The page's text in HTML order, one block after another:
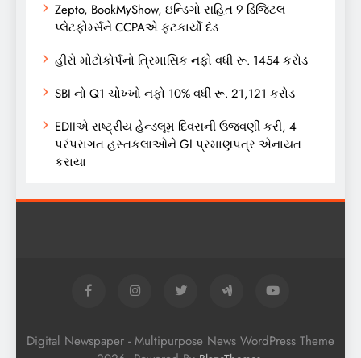
Zepto, BookMyShow, ઇન્ડિગો સહિત 9 ડિજિટલ
પ્લેટફોર્મ્સને CCPAએ ફટકાર્યો દંડ
હીરો મોટોકોર્પનો ત્રિમાસિક નફો વધી રૂ. 1454 કરોડ
SBI નો Q1 ચોખ્ખો નફો 10% વધી રૂ. 21,121 કરોડ
EDIIએ રાષ્ટ્રીય હેન્ડલૂમ દિવસની ઉજવણી કરી, 4
પરંપરાગત હસ્તકલાઓને GI પ્રમાણપત્ર એનાયત
કરાયા
Digital Newspaper - Multipurpose News WordPress Theme